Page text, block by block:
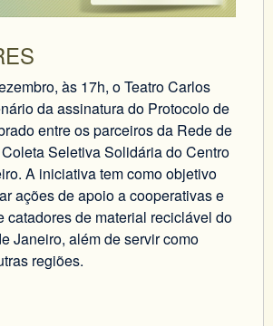
às 17h, o Teatro Carlos
da assinatura do Protocolo de
entre os parceiros da Rede de
Seletiva Solidária do Centro
A iniciativa tem como objetivo
ações de apoio a cooperativas e
catadores de material reciclável do
Janeiro, além de servir como
regiões.